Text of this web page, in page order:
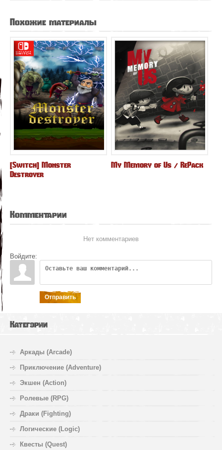
Похожие материалы
[Switch] Monster
Destroyer
My Memory of Us / RePack
Комментарии
Нет комментариев
Войдите:
Отправить
Категории
Аркады (Arcade)
Приключение (Adventure)
Экшен (Action)
Ролевые (RPG)
Драки (Fighting)
Логические (Logic)
Квесты (Quest)